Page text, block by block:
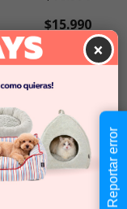
$15.990
$10.990
$9.990
Cantidad:
- +
×
Reportar error